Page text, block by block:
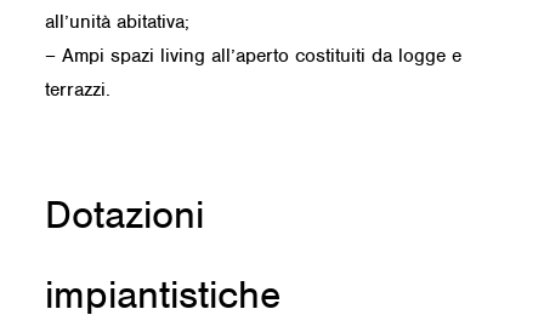
all’unità abitativa;
– Ampi spazi living all’aperto costituiti da logge e
terrazzi.
Dotazioni
impiantistiche